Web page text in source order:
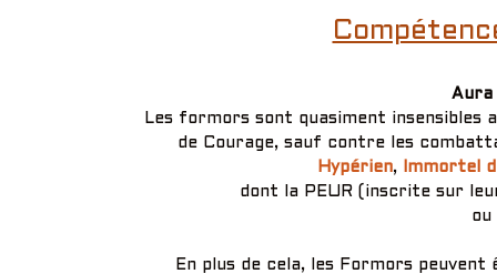
Aura
Les formors sont quasiment
de Courage, sauf contre les
Hypérien,
Immortel
dont la PEUR (inscrite sur
ou
En plus de cela, les Formors peuvent